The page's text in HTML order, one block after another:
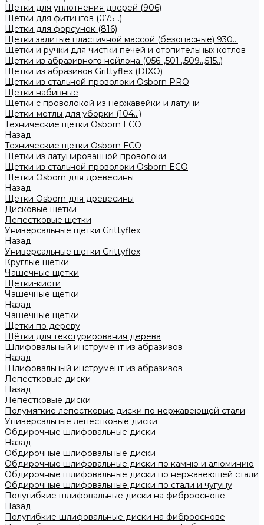
Щетки для уплотнения дверей (906)
Щетки для фитингов (075...)
Щетки для форсунок (816)
Щетки залитые пластичной массой (безопасные) 930...
Щетки и ручки для чистки печей и отопительных котлов
Щетки из абразивного нейлона (056..,501..,509..,515..)
Щетки из абразивов Grittyflex (DIXO)
Щетки из стальной проволоки Osborn PRO
Щетки набивные
Щетки с проволокой из нержавейки и латуни
Щетки-метлы для уборки (104...)
Технические щетки Osborn ЕСО
Назад
Технические щетки Osborn ЕСО
Щетки из латунированной проволоки
Щетки из стальной проволоки Osborn ECO
Щетки Osborn для древесины
Назад
Щетки Osborn для древесины
Дисковые щётки
Лепестковые щетки
Универсальные щетки Grittyflex
Назад
Универсальные щетки Grittyflex
Круглые щетки
Чашечные щетки
Щетки-кисти
Чашечные щетки
Назад
Чашечные щетки
Щетки по дереву
Щётки для текстурирования дерева
Шлифовальный инструмент из абразивов
Назад
Шлифовальный инструмент из абразивов
Лепестковые диски
Назад
Лепестковые диски
Полумягкие лепестковые диски по нержавеющей стали
Универсальные лепестковые диски
Обдирочные шлифовальные диски
Назад
Обдирочные шлифовальные диски
Обдирочные шлифовальные диски по камню и алюминию
Обдирочные шлифовальные диски по нержавеющей стали
Обдирочные шлифовальные диски по стали и чугуну
Полугибкие шлифовальные диски на фиброоснове
Назад
Полугибкие шлифовальные диски на фиброоснове